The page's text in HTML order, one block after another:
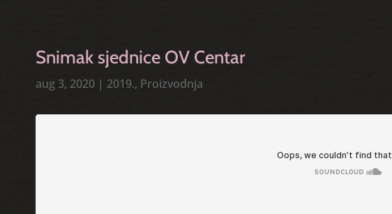
Snimak sjednice OV Centar
aug 3, 2020| 2019., Proizvodnja